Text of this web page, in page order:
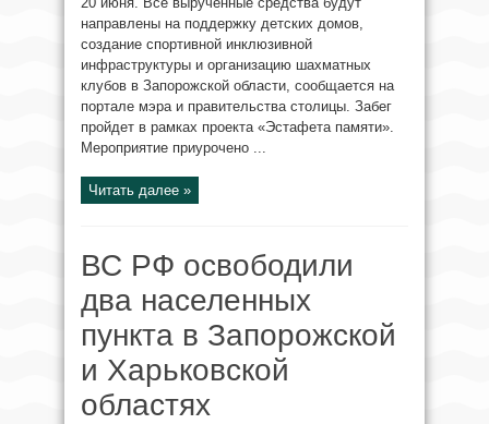
направлены на поддержку детских домов,
создание спортивной инклюзивной
инфраструктуры и организацию шахматных
клубов в Запорожской области, сообщается на
портале мэра и правительства столицы. Забег
пройдет в рамках проекта «Эстафета памяти».
Мероприятие приурочено ...
Читать далее »
ВС РФ освободили
два населенных
пункта в Запорожской
и Харьковской
областях